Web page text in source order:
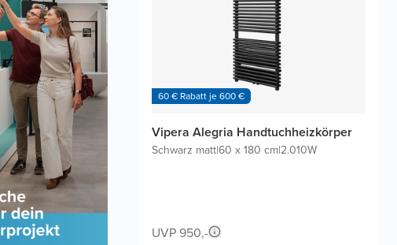
60 € Rabatt je 600 €
Vipera Alegria Handtuchheizkörper
Schwarz matt|60 x 180 cm|2.010W
UVP 950,-